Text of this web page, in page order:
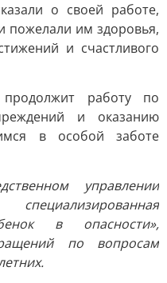
о своей работе,
пожелали им здоровья,
и счастливого
продолжит работу по
и оказанию
в особой заботе
управлении
в опасности»,
по вопросам